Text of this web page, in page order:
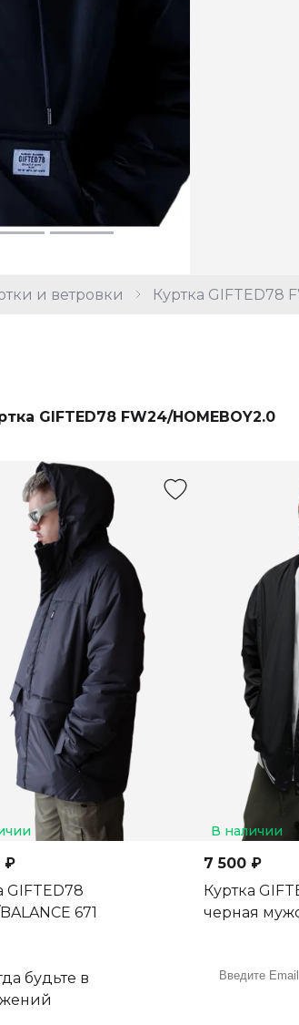
и ветровки Куртка GIFTED78
GIFTED78 FW24/HOMEBOY2.0
₽
GIFTED78
671
В наличии
7 500 ₽
Куртка
черная
будьте в